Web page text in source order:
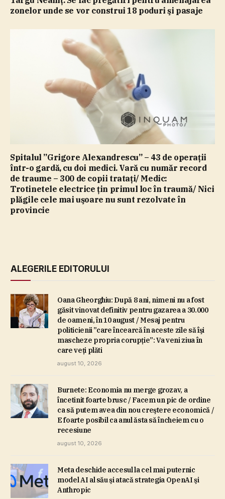
zonelor unde se vor construi 18 poduri şi pasaje
Spitalul ”Grigore Alexandrescu” – 43 de operaţii
într-o gardă, cu doi medici. Vară cu număr record
de traume – 300 de copii trataţi/ Medic:
Trotinetele electrice ţin primul loc în traumă/ Nici
plăgile cele mai uşoare nu sunt rezolvate în
provincie
ALEGERILE EDITORULUI
Oana Gheorghiu: După 8 ani, nimeni nu a fost
găsit vinovat definitiv pentru gazarea a 30.000
de oameni, în 10 august / Mesaj pentru
politicienii ”care încearcă în aceste zile să îşi
mascheze propria corupţie”: Va veni ziua în
care veţi plăti
august 10, 2026
Burnete: Economia nu merge grozav, a
încetinit foarte brusc / Facem un pic de ordine
ca să putem avea din nou creştere economică /
E foarte posibil ca anul ăsta să încheiem cu o
recesiune
august 10, 2026
Meta deschide accesul la cel mai puternic
model AI al său şi atacă strategia OpenAI şi
Anthropic